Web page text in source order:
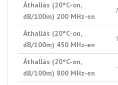
Áthallás (20°C-on,
dB/100m) 200 MHz-en
Áthallás (20°C-on,
dB/100m) 450 MHz-en
Áthallás (20°C-on,
dB/100m) 800 MHz-en